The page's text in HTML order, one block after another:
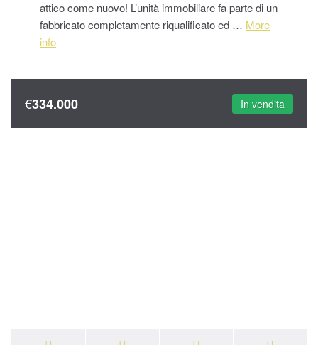
attico come nuovo! L’unità immobiliare fa parte di un
fabbricato completamente riqualificato ed … More
info
€334.000 In vendita